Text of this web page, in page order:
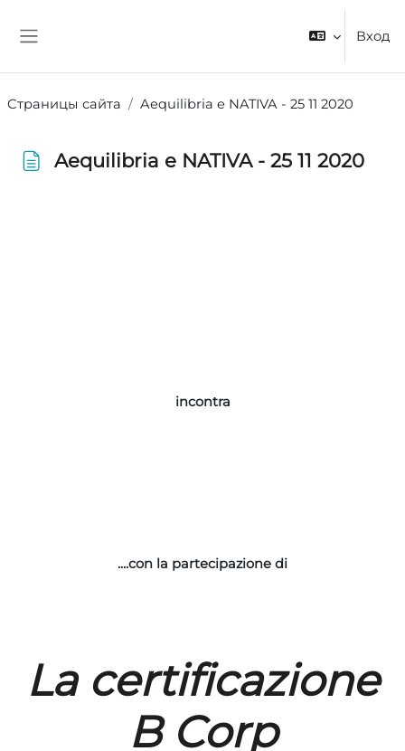
Вход
Страницы сайта Aequilibria e NATIVA - 25 11 2020
Aequilibria e NATIVA - 25 11 2020
incontra
....con la partecipazione di
La certificazione
B Corp